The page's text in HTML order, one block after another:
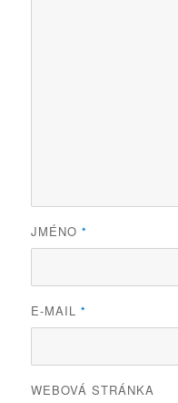
JMÉNO*
E-MAIL*
WEBOVÁ STRÁNKA